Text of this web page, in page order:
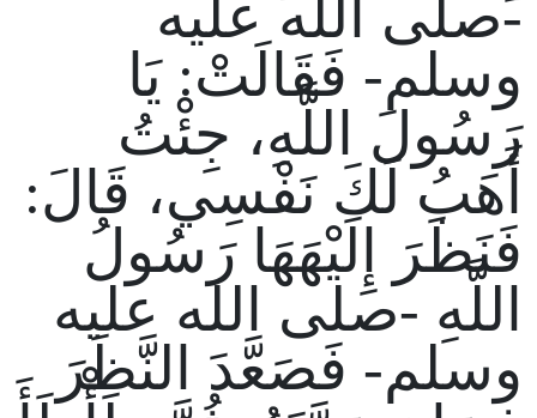
-صلى الله عليه
وسلم- فَقَالَتْ: يَا
رَسُولَ اللَّهِ، جِئْتُ
أَهَبُ لَكَ نَفْسِي، قَالَ:
فَنَظَرَ إِلَيْهَهَا رَسُولُ
اللَّهِ -صلى الله عليه
وسلم- فَصَعَّدَ النَّظَرَ